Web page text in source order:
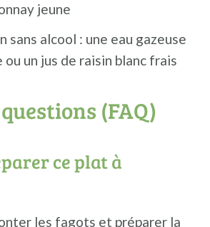
jeune
sans alcool : une eau gazeuse
un jus de raisin blanc frais
(FAQ)
ce plat à
les fagots et préparer la